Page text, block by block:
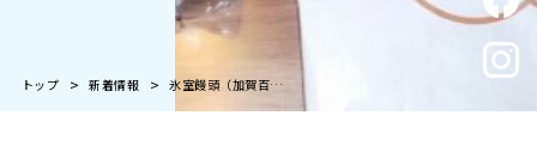
トップ 新着情報 氷室饅頭（加賀百万石金沢の初夏の美味しい風物詩）